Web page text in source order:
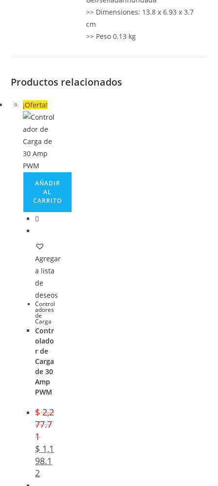
>> Dimensiones: 13.8 x 6.93 x 3.7
cm
>> Peso 0.13 kg
Productos relacionados
¡Oferta!
AÑADIR
AL
CARRITO
Agregar
a lista
de
deseos
Control
adores
de
Carga
Contr
olado
r de
Carga
de 30
Amp
PWM
$2,2
77.7
1
$ 1,1
98.1
2